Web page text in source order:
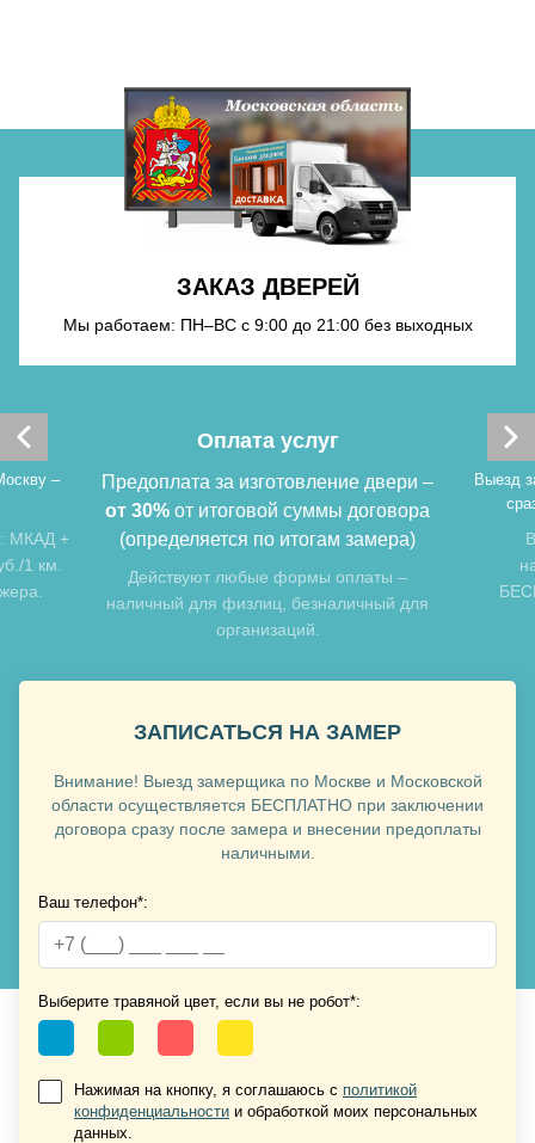
ЗАКАЗ ДВЕРЕЙ
Мы работаем: ПН–ВС с 9:00 до 21:00 без выходных
–
МКАД +
1 км.
Оплата услуг
Предоплата за изготовление двери –
от 30% от итоговой суммы договора
(определяется по итогам замера)
Действуют любые формы оплаты –
наличный для физлиц, безналичный для
организаций.
Выезд
ЗАПИСАТЬСЯ НА ЗАМЕР
Внимание! Выезд замерщика по Москве и Московской
области осуществляется БЕСПЛАТНО при заключении
договора сразу после замера и внесении предоплаты
наличными.
Ваш телефон*:
Выберите травяной цвет, если вы не робот*:
Нажимая на кнопку, я соглашаюсь с политикой
конфиденциальности и обработкой моих персональных
данных.